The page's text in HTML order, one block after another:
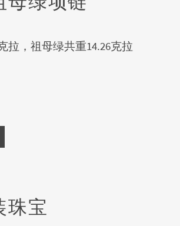
拉，祖母绿共重14.26克拉
珠宝